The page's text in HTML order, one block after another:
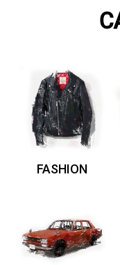
FASHION